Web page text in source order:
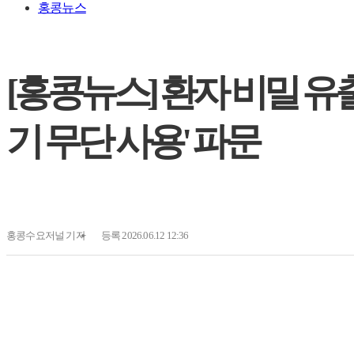
홍콩뉴스
[홍콩뉴스] 환자 비밀 유
기 무단 사용' 파문
홍콩수요저널 기자 등록 2026.06.12 12:36